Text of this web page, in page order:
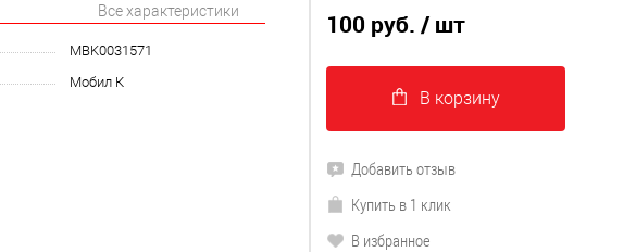
Все характеристики
MBK0031571
Мобил К
100 руб. / шт
В корзину
Добавить отзыв
Купить в 1 клик
В избранное